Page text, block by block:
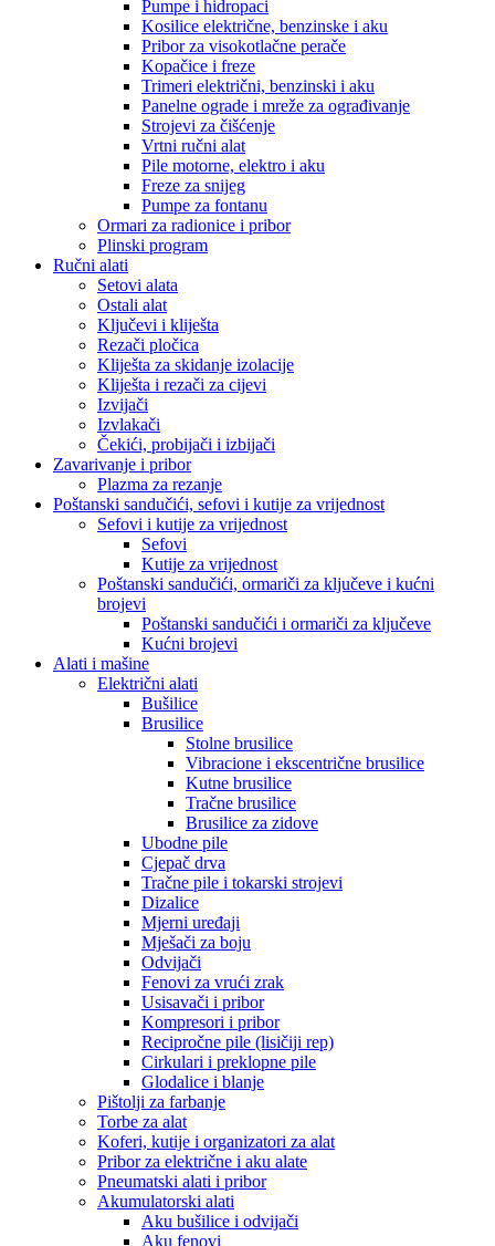
Pumpe i hidropaci
Kosilice električne, benzinske i aku
Pribor za visokotlačne perače
Kopačice i freze
Trimeri električni, benzinski i aku
Panelne ograde i mreže za ograđivanje
Strojevi za čišćenje
Vrtni ručni alat
Pile motorne, elektro i aku
Freze za snijeg
Pumpe za fontanu
Ormari za radionice i pribor
Plinski program
Ručni alati
Setovi alata
Ostali alat
Ključevi i kliješta
Rezači pločica
Kliješta za skidanje izolacije
Kliješta i rezači za cijevi
Izvijači
Izvlakači
Čekići, probijači i izbijači
Zavarivanje i pribor
Plazma za rezanje
Poštanski sandučići, sefovi i kutije za vrijednost
Sefovi i kutije za vrijednost
Sefovi
Kutije za vrijednost
Poštanski sandučići, ormariči za ključeve i kućni
brojevi
Poštanski sandučići i ormariči za ključeve
Kućni brojevi
Alati i mašine
Električni alati
Bušilice
Brusilice
Stolne brusilice
Vibracione i ekscentrične brusilice
Kutne brusilice
Tračne brusilice
Brusilice za zidove
Ubodne pile
Cjepač drva
Tračne pile i tokarski strojevi
Dizalice
Mjerni uređaji
Mješači za boju
Odvijači
Fenovi za vrući zrak
Usisavači i pribor
Kompresori i pribor
Recipročne pile (lisičiji rep)
Cirkulari i preklopne pile
Glodalice i blanje
Pištolji za farbanje
Torbe za alat
Koferi, kutije i organizatori za alat
Pribor za električne i aku alate
Pneumatski alati i pribor
Akumulatorski alati
Aku bušilice i odvijači
Aku fenovi